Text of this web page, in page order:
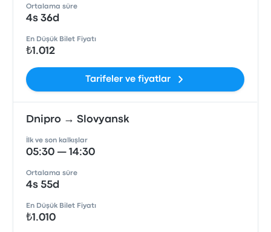
Ortalama süre
4s 36d
En Düşük Bilet Fiyatı
₺1.012
Tarifeler ve fiyatlar
Dnipro → Slovyansk
İlk ve son kalkışlar
05:30 — 14:30
Ortalama süre
4s 55d
En Düşük Bilet Fiyatı
₺1.010